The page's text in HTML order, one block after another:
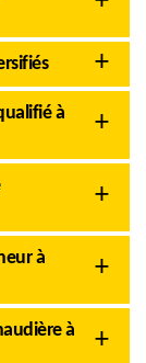
à
à
à